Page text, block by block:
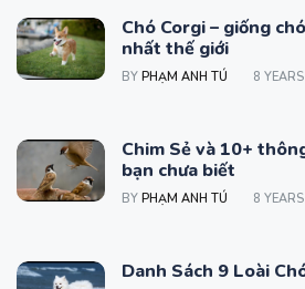
Chó Corgi – giống
nhất thế giới
BY PHẠM ANH TÚ 8
Chim Sẻ và 10+
bạn chưa biết
BY PHẠM ANH TÚ 8
Danh Sách 9 Loài